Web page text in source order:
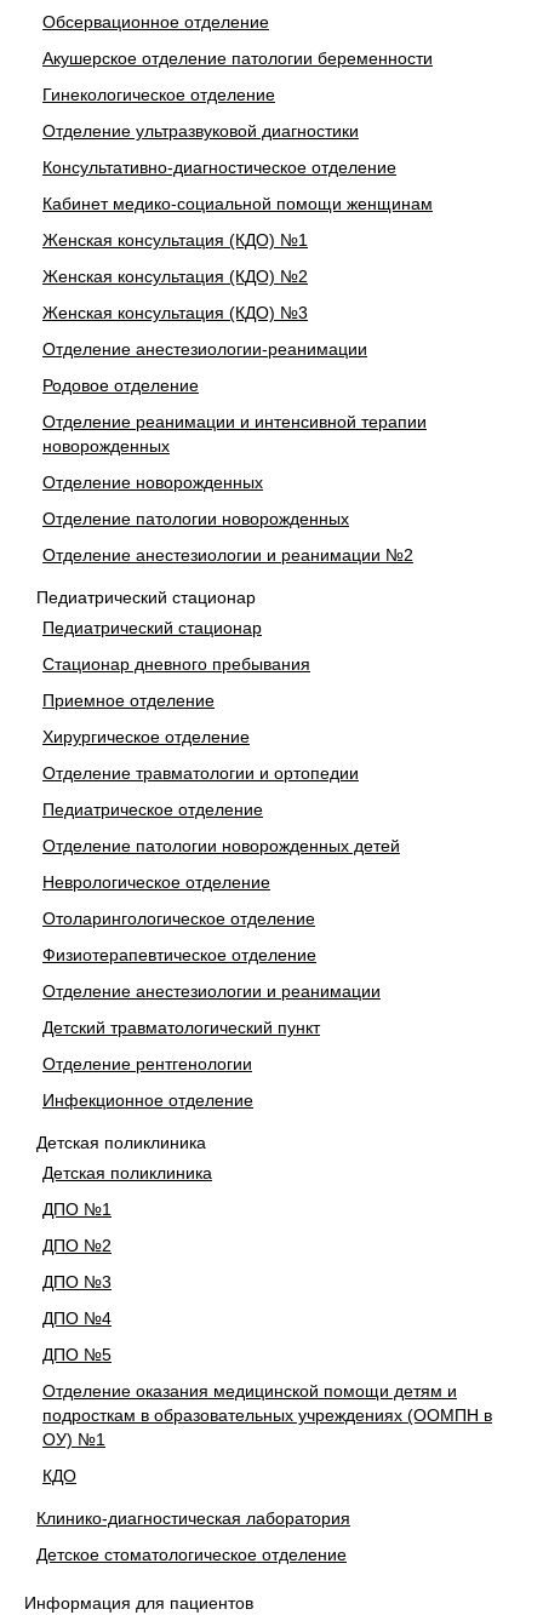
Обсервационное отделение
Акушерское отделение патологии беременности
Гинекологическое отделение
Отделение ультразвуковой диагностики
Консультативно-диагностическое отделение
Кабинет медико-социальной помощи женщинам
Женская консультация (КДО) №1
Женская консультация (КДО) №2
Женская консультация (КДО) №3
Отделение анестезиологии-реанимации
Родовое отделение
Отделение реанимации и интенсивной терапии
новорожденных
Отделение новорожденных
Отделение патологии новорожденных
Отделение анестезиологии и реанимации №2
Педиатрический стационар
Педиатрический стационар
Стационар дневного пребывания
Приемное отделение
Хирургическое отделение
Отделение травматологии и ортопедии
Педиатрическое отделение
Отделение патологии новорожденных детей
Неврологическое отделение
Отоларингологическое отделение
Физиотерапевтическое отделение
Отделение анестезиологии и реанимации
Детский травматологический пункт
Отделение рентгенологии
Инфекционное отделение
Детская поликлиника
Детская поликлиника
ДПО №1
ДПО №2
ДПО №3
ДПО №4
ДПО №5
Отделение оказания медицинской помощи детям и
подросткам в образовательных учреждениях (ООМПН в
ОУ) №1
КДО
Клинико-диагностическая лаборатория
Детское стоматологическое отделение
Информация для пациентов